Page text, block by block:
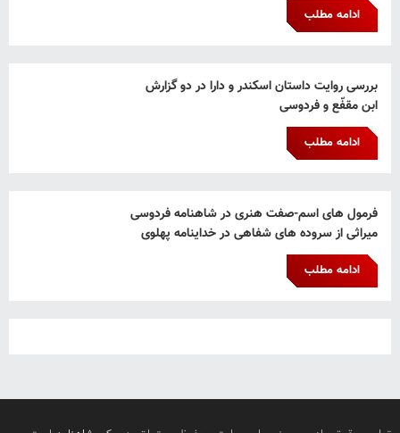
ادامه مطلب
بررسی روایت داستان اسکندر و دارا در دو گزارش
ابن مقفّع و فردوسی
ادامه مطلب
فرمول های اسم-صفت هنری در شاهنامه فردوسی
میراثی از سروده های شفاهی در خداینامه پهلوی
ادامه مطلب